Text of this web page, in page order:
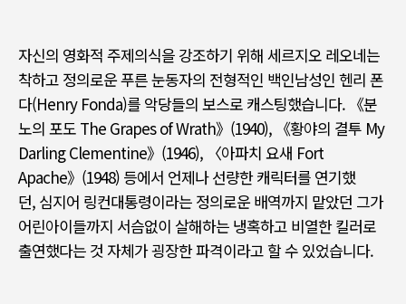
자신의 영화적 주제의식을 강조하기 위해 세르지오 레오네는
착하고 정의로운 푸른 눈동자의 전형적인 백인남성인 헨리 폰
다(Henry Fonda)를 악당들의 보스로 캐스팅했습니다. 《분
노의 포도 The Grapes of Wrath》 (1940), 《황야의 결투 My
Darling Clementine》 (1946), 〈아파치 요새 Fort
Apache》 (1948) 등에서 언제나 선량한 캐릭터를 연기했
던, 심지어 링컨대통령이라는 정의로운 배역까지 맡았던 그가
어린아이들까지 서슴없이 살해하는 냉혹하고 비열한 킬러로
출연했다는 것 자체가 굉장한 파격이라고 할 수 있었습니다.